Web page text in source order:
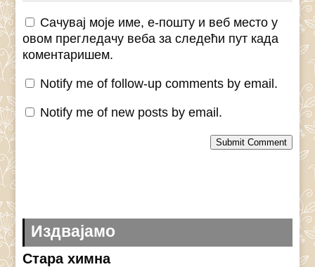
Сачувај моје име, е-пошту и веб место у
овом прегледачу веба за следећи пут када
коментаришем.
Notify me of follow-up comments by email.
Notify me of new posts by email.
Submit Comment
Издвајамо
Стара химна